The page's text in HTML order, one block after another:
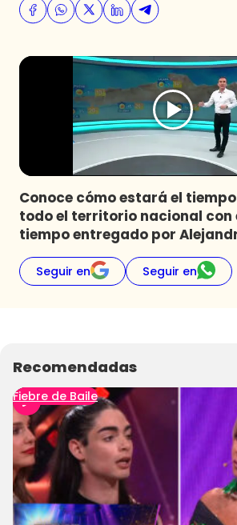
Conoce cómo estará el
todo el territorio nacional con
tiempo entregado por
Seguir en Seguir en
Recomendadas
Fiebre de Baile
Programas
Club De La Comedia
Contigo en Directo
Plan Perfecto
El Tiempo
Sabingo
Todos Los Programas